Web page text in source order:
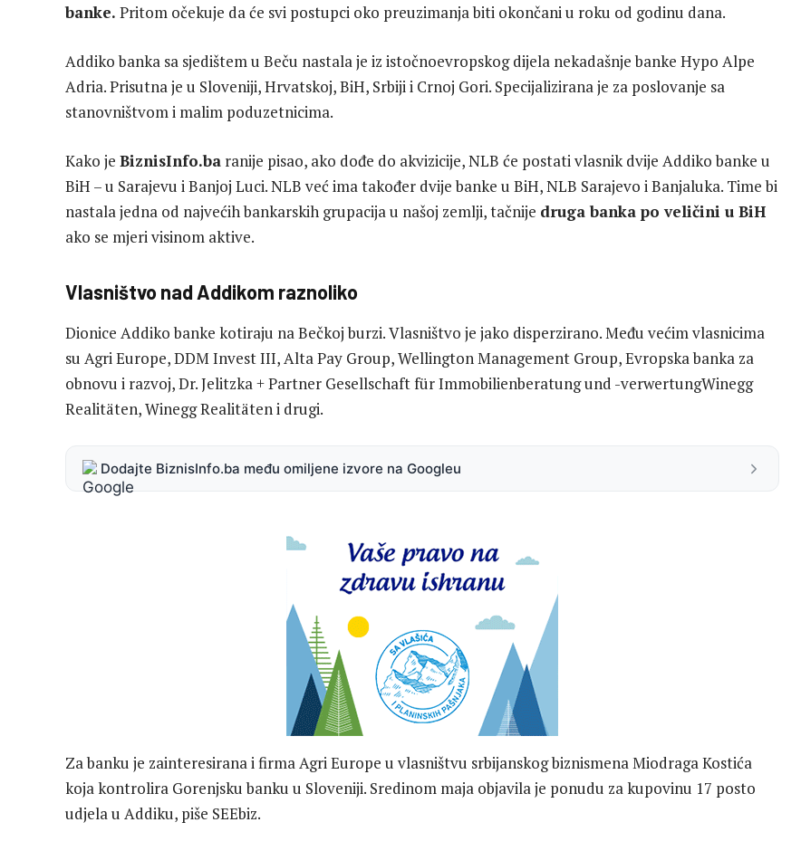
banke. Pritom očekuje da će svi postupci oko preuzimanja biti okončani u roku od godinu dana.
Addiko banka sa sjedištem u Beču nastala je iz istočnoevropskog dijela nekadašnje banke Hypo Alpe
Adria. Prisutna je u Sloveniji, Hrvatskoj, BiH, Srbiji i Crnoj Gori. Specijalizirana je za poslovanje sa
stanovništvom i malim poduzetnicima.
Kako je BiznisInfo.ba ranije pisao, ako dođe do akvizicije, NLB će postati vlasnik dvije Addiko banke u
BiH – u Sarajevu i Banjoj Luci. NLB već ima također dvije banke u BiH, NLB Sarajevo i Banjaluka. Time bi
nastala jedna od najvećih bankarskih grupacija u našoj zemlji, tačnije druga banka po veličini u BiH
ako se mjeri visinom aktive.
Vlasništvo nad Addikom raznoliko
Dionice Addiko banke kotiraju na Bečkoj burzi. Vlasništvo je jako disperzirano. Među većim vlasnicima
su Agri Europe, DDM Invest III, Alta Pay Group, Wellington Management Group, Evropska banka za
obnovu i razvoj, Dr. Jelitzka + Partner Gesellschaft für Immobilienberatung und -verwertungWinegg
Realitäten, Winegg Realitäten i drugi.
Dodajte BiznisInfo.ba među omiljene izvore na Googleu
Za banku je zainteresirana i firma Agri Europe u vlasništvu srbijanskog biznismena Miodraga Kostića
koja kontrolira Gorenjsku banku u Sloveniji. Sredinom maja objavila je ponudu za kupovinu 17 posto
udjela u Addiku, piše SEEbiz.